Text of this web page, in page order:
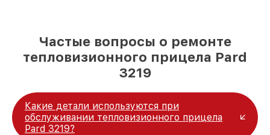
Частые вопросы о ремонте
тепловизионного прицела Pard
3219
Какие детали используются при
обслуживании тепловизионного прицела
Pard 3219?